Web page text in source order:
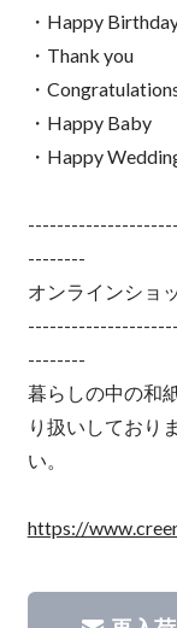
・Happy
・Thank you
・
・Happy Baby
・Happy
--------
オンラインショ
--------
暮らしの中の和
り扱いしており
い。
https://